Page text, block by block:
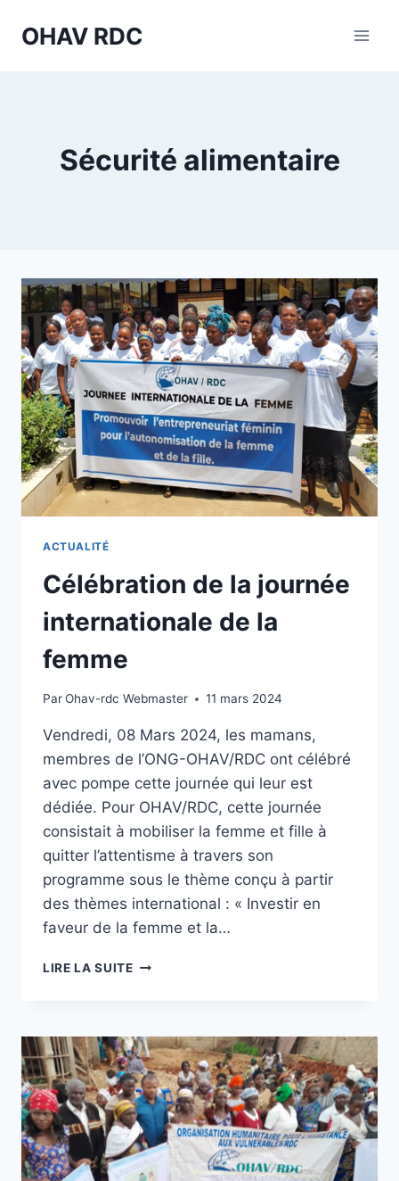
OHAV RDC
Sécurité alimentaire
ACTUALITÉ
Célébration de la journée
internationale de la
femme
ParOhav-rdc Webmaster 11 mars 2024
Vendredi, 08 Mars 2024, les mamans,
membres de l’ONG-OHAV/RDC ont célébré
avec pompe cette journée qui leur est
dédiée. Pour OHAV/RDC, cette journée
consistait à mobiliser la femme et fille à
quitter l’attentisme à travers son
programme sous le thème conçu à partir
des thèmes international : « Investir en
faveur de la femme et la…
LIRE LA SUITECÉLÉBRATION
INTERNATIONALE
DE
LA
FEMME